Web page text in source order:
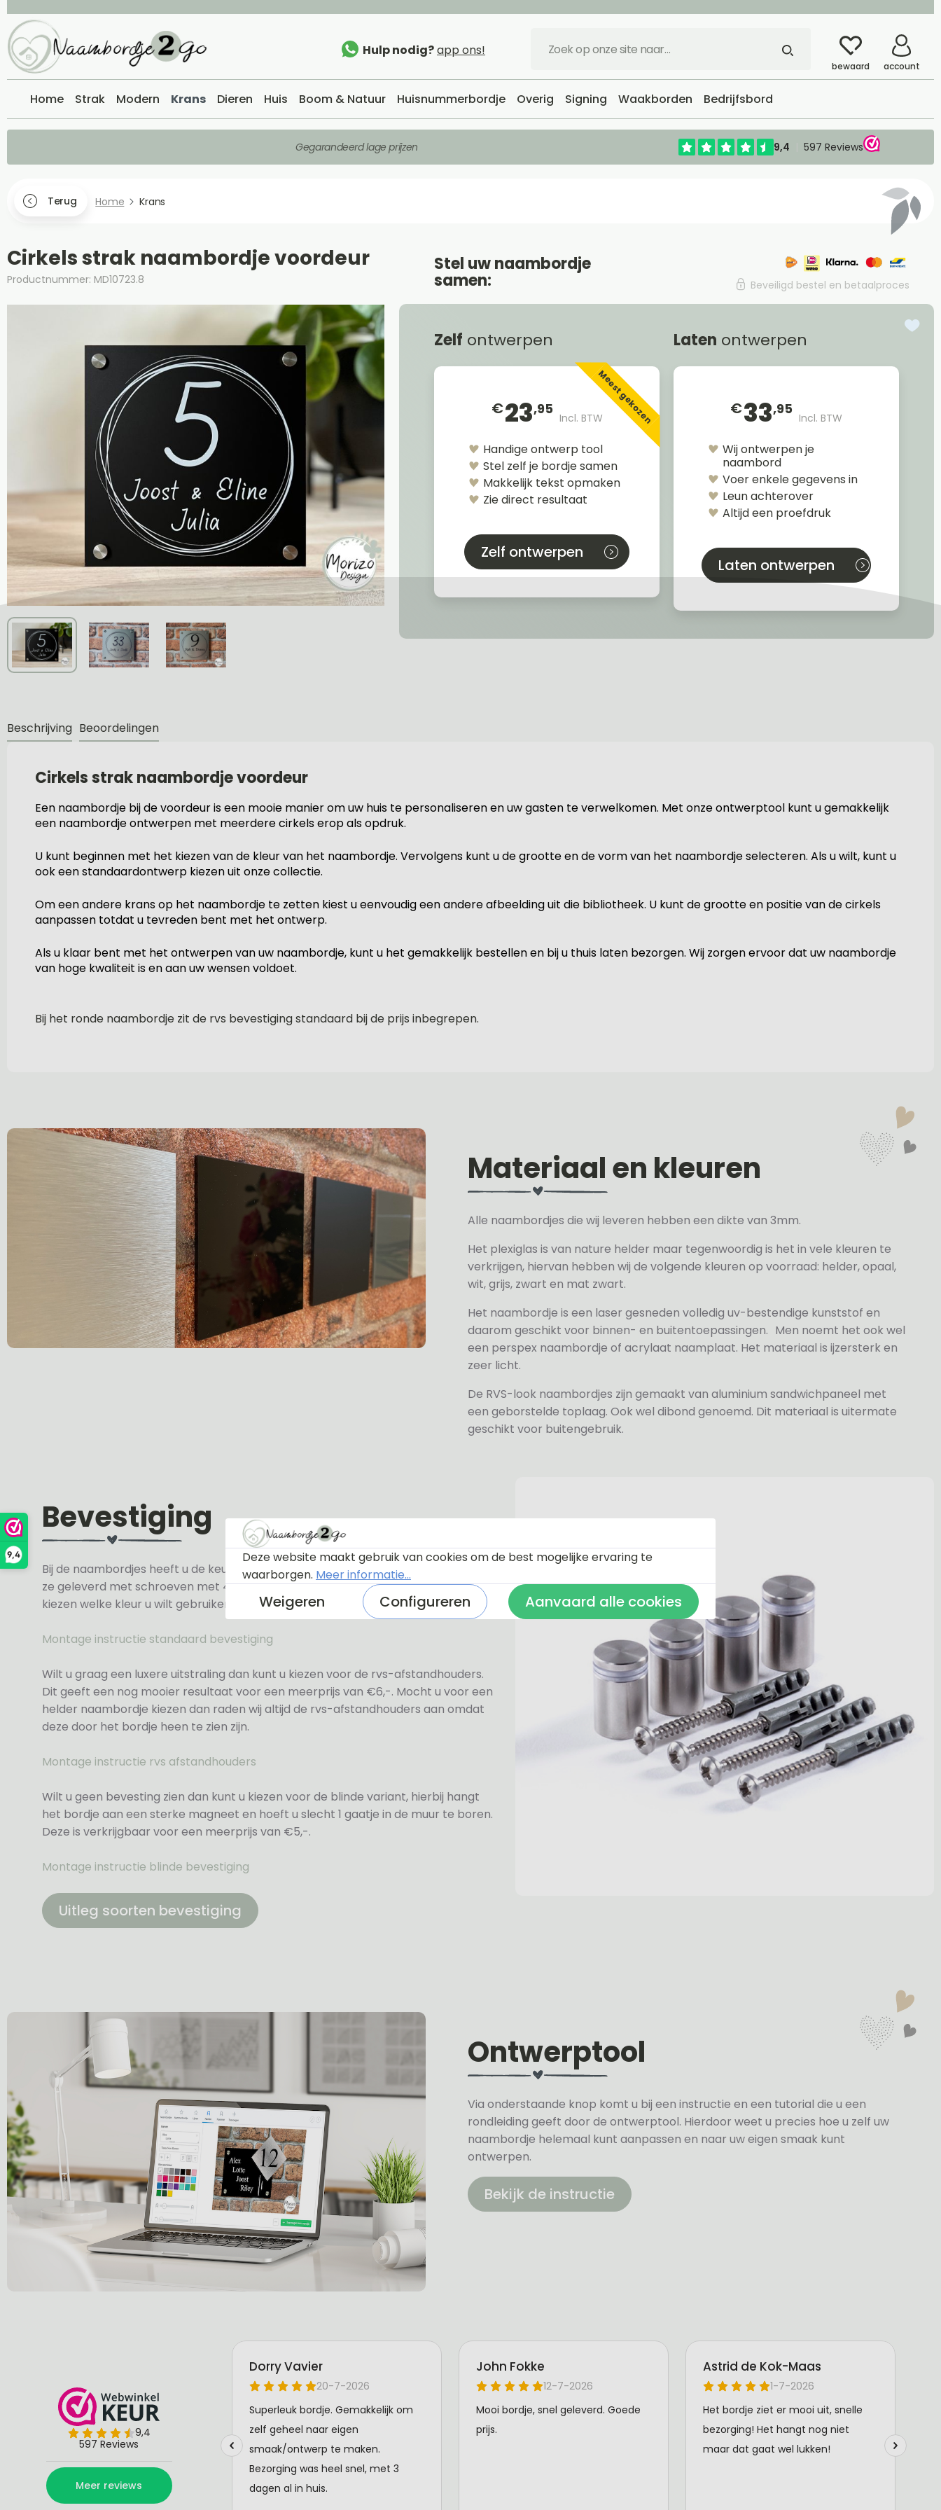
9,4
Hulp nodig?app ons!
bewaard account
Home Strak Modern Krans Dieren Huis Boom & Natuur Huisnummerbordje Overig Signing Waakborden Bedrijfsbord
Gegarandeerd lage prijzen
Terug Home Krans
Cirkels strak naambordje voordeur
Productnummer: MD10723.8
Stel uw naambordje
samen: Beveiligd bestel en betaalproces
Zelf ontwerpen
€23,95
Incl. BTWMeest gekozen
Handige ontwerp tool
Stel zelf je bordje samen
Makkelijk tekst opmaken
Zie direct resultaat
Zelf ontwerpen
Laten ontwerpen
€33,95
Incl. BTW
Wij ontwerpen je
naambord
Voer enkele gegevens in
Leun achterover
Altijd een proefdruk
Laten ontwerpen
Beschrijving Beoordelingen
Cirkels strak naambordje voordeur
Een naambordje bij de voordeur is een mooie manier om uw huis te personaliseren en uw gasten te verwelkomen. Met onze ontwerptool kunt u gemakkelijk
een naambordje ontwerpen met meerdere cirkels erop als opdruk.
U kunt beginnen met het kiezen van de kleur van het naambordje. Vervolgens kunt u de grootte en de vorm van het naambordje selecteren. Als u wilt, kunt u
ook een standaardontwerp kiezen uit onze collectie.
Om een andere krans op het naambordje te zetten kiest u eenvoudig een andere afbeelding uit die bibliotheek. U kunt de grootte en positie van de cirkels
aanpassen totdat u tevreden bent met het ontwerp.
Als u klaar bent met het ontwerpen van uw naambordje, kunt u het gemakkelijk bestellen en bij u thuis laten bezorgen. Wij zorgen ervoor dat uw naambordje
van hoge kwaliteit is en aan uw wensen voldoet.
Bij het ronde naambordje zit de rvs bevestiging standaard bij de prijs inbegrepen.
Materiaal en kleuren
Alle naambordjes die wij leveren hebben een dikte van 3mm.
Het plexiglas is van nature helder maar tegenwoordig is het in vele kleuren te
verkrijgen, hiervan hebben wij de volgende kleuren op voorraad: helder, opaal,
wit, grijs, zwart en mat zwart.
Het naambordje is een laser gesneden volledig uv-bestendige kunststof en
daarom geschikt voor binnen- en buitentoepassingen. Men noemt het ook wel
een perspex naambordje of acrylaat naamplaat. Het materiaal is ijzersterk en
zeer licht.
De RVS-look naambordjes zijn gemaakt van aluminium sandwichpaneel met
een geborstelde toplaag. Ook wel dibond genoemd. Dit materiaal is uitermate
geschikt voor buitengebruik.
Bevestiging
Bij de naambordjes heeft u de keuze uit 3 soorten bevestiging. Standaard worden
ze geleverd met schroeven met 4 zwarte en 4 witte afdekdopjes zodat u zelf kunt
kiezen welke kleur u wilt gebruiken.
Montage instructie standaard bevestiging
Wilt u graag een luxere uitstraling dan kunt u kiezen voor de rvs-afstandhouders.
Dit geeft een nog mooier resultaat voor een meerprijs van €6,-. Mocht u voor een
helder naambordje kiezen dan raden wij altijd de rvs-afstandhouders aan omdat
deze door het bordje heen te zien zijn.
Montage instructie rvs afstandhouders
Wilt u geen bevesting zien dan kunt u kiezen voor de blinde variant, hierbij hangt
het bordje aan een sterke magneet en hoeft u slecht 1 gaatje in de muur te boren.
Deze is verkrijgbaar voor een meerprijs van €5,-.
Montage instructie blinde bevestiging
Uitleg soorten bevestiging
Ontwerptool
Via onderstaande knop komt u bij een instructie en een tutorial die u een
rondleiding geeft door de ontwerptool. Hierdoor weet u precies hoe u zelf uw
naambordje helemaal kunt aanpassen en naar uw eigen smaak kunt
ontwerpen.
Bekijk de instructie
Deze website maakt gebruik van cookies om de best mogelijke ervaring te
waarborgen. Meer informatie...
Weigeren Configureren Aanvaard alle cookies